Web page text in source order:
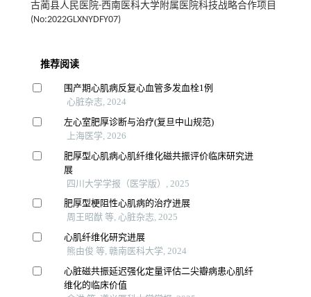
古蔺县人民医院-西南医科大学附属医院科技战略合作项目
(No:2022GLXNYDFY07)